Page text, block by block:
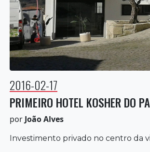
2016-02-17
PRIMEIRO HOTEL KOSHER DO
por João Alves
Investimento privado no centro da